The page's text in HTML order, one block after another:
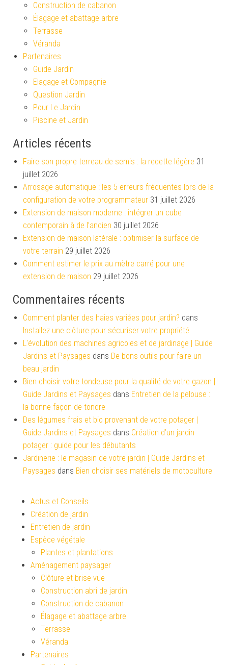
Construction de cabanon
Élagage et abattage arbre
Terrasse
Véranda
Partenaires
Guide Jardin
Elagage et Compagnie
Question Jardin
Pour Le Jardin
Piscine et Jardin
Articles récents
Faire son propre terreau de semis : la recette légère 31
juillet 2026
Arrosage automatique : les 5 erreurs fréquentes lors de la
configuration de votre programmateur 31 juillet 2026
Extension de maison moderne : intégrer un cube
contemporain à de l’ancien 30 juillet 2026
Extension de maison latérale : optimiser la surface de
votre terrain 29 juillet 2026
Comment estimer le prix au mètre carré pour une
extension de maison 29 juillet 2026
Commentaires récents
Comment planter des haies variées pour jardin? dans
Installez une clôture pour sécuriser votre propriété
L'évolution des machines agricoles et de jardinage | Guide
Jardins et Paysages dans De bons outils pour faire un
beau jardin
Bien choisir votre tondeuse pour la qualité de votre gazon |
Guide Jardins et Paysages dans Entretien de la pelouse :
la bonne façon de tondre
Des légumes frais et bio provenant de votre potager |
Guide Jardins et Paysages dans Création d’un jardin
potager : guide pour les débutants
Jardinerie : le magasin de votre jardin | Guide Jardins et
Paysages dans Bien choisir ses matériels de motoculture
Actus et Conseils
Création de jardin
Entretien de jardin
Espèce végétale
Plantes et plantations
Aménagement paysager
Clôture et brise-vue
Construction abri de jardin
Construction de cabanon
Élagage et abattage arbre
Terrasse
Véranda
Partenaires